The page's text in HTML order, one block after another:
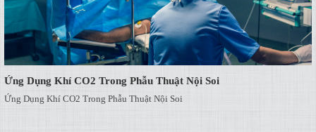
Ứng Dụng Khí CO2 Trong Phẫu Thuật Nội Soi
Ứng Dụng Khí CO2 Trong Phẫu Thuật Nội Soi